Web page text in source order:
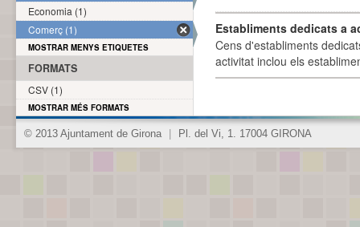
Establiments dedicats a
Cens d'establiments
activitat inclou els
Economia (1)
Comerç (1)
MOSTRAR MENYS ETIQUETES
FORMATS
CSV (1)
MOSTRAR MÉS FORMATS
© 2013 Ajuntament de Girona Pl. del Vi, 1. 17004 GIRONA